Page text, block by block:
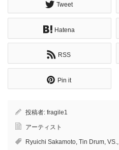
Tweet
Hatena
RSS
Pin it
投稿者: fragile1
アーティスト
Ryuichi Sakamoto, Tin Drum, VS.,